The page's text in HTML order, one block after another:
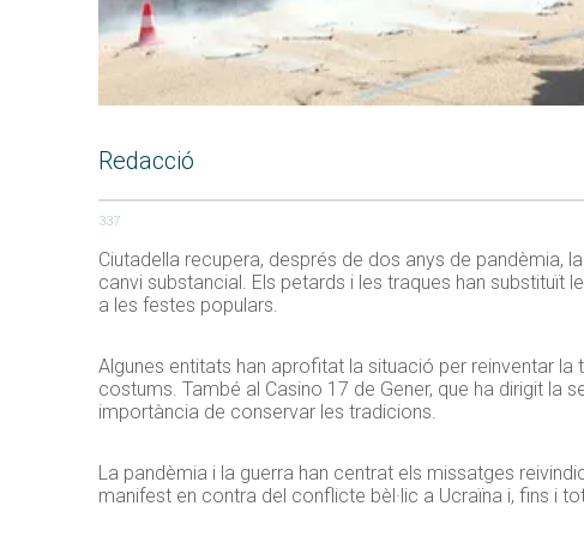
Redacció
337
Ciutadella recupera, després de dos anys de pandèmia,
canvi substancial. Els petards i les traques han
a les festes populars.
Algunes entitats han aprofitat la situació per reinventar
costums. També al Casino 17 de Gener, que ha dirigit la
importància de conservar les tradicions.
La pandèmia i la guerra han centrat els missatges
manifest en contra del conflicte bèl·lic a Ucraïna i, fins i